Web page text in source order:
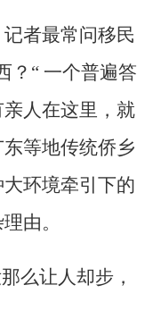
者最常问移民
？“ 一个普遍答
人在这里，就
等地传统侨乡
环境牵引下的
由。
么让人却步，